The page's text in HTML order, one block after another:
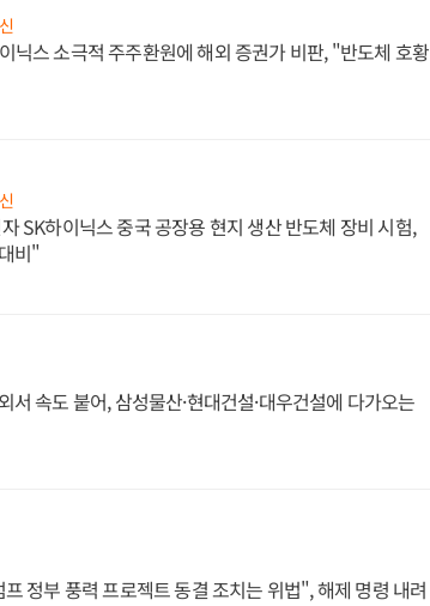
닉스 소극적 주주환원에 해외 증권가 비판, "반도체 호황
SK하이닉스 중국 공장용 현지 생산 반도체 장비 시험,
비"
서 속도 붙어, 삼성물산·현대건설·대우건설에 다가오는
정부 풍력 프로젝트 동결 조치는 위법", 해제 명령 내려